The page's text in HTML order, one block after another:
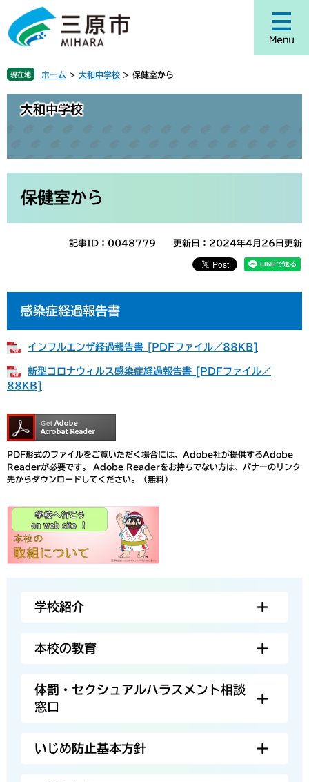
ジ
頭
で
ュ
飛
ば
現在地 ホーム > 大和中学校 > 保健室から
大和中学校
保健室から
記事ID：0048779 更新日：2024年4月26日更新
感染症経過報告書
インフルエンザ経過報告書 [PDFファイル／88KB]
新型コロナウィルス感染症経過報告書 [PDFファイル／
88KB]
PDF形式のファイルをご覧いただく場合には、Adobe社が提供するAdobe
Readerが必要です。
Adobe Readerをお持ちでない方は、バナーのリンク
先からダウンロードしてください。（無料）
学校紹介
本校の教育
体罰・セクシュアルハラスメント相談
窓口
いじめ防止基本方針